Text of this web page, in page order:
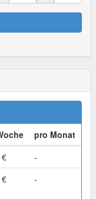
pro Monat
-
-